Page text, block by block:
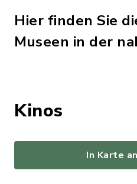
Hier finden Sie
Museen in der
Kinos
In Karte